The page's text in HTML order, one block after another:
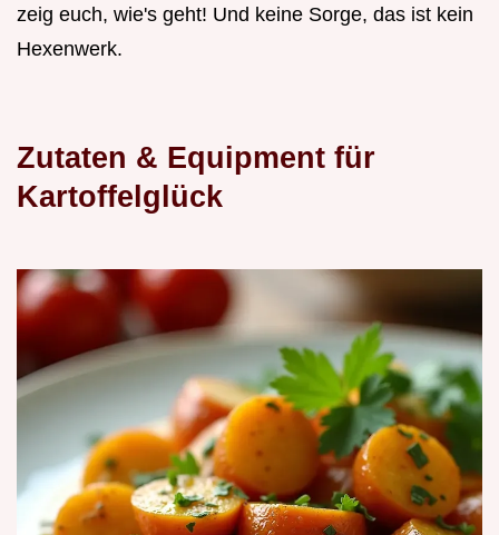
zeig euch, wie's geht! Und keine Sorge, das ist kein
Hexenwerk.
Zutaten & Equipment für
Kartoffelglück